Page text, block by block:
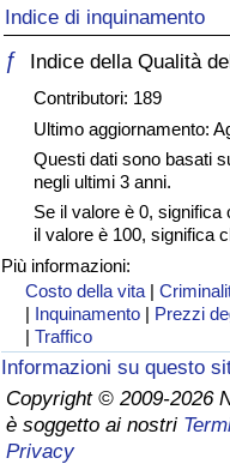
Indice di inquinamento
ƒ Indice della Qualità
Contributori: 189
Ultimo aggiornamento:
Questi dati sono basati
negli ultimi 3 anni.
Se il valore è 0,
il valore è 100, significa
Più informazioni:
Costo della vita |
| Inquinamento | Prezzi
|Traffico
Informazioni su questo
Copyright © 2009-2026
è soggetto ai nostri
Privacy
Indice dell’Assistenza
Indice dell’Assistenza
Indice dell’Assistenza
Nazione
Inquinamento
Indice
Indice di inquinamento
Indice